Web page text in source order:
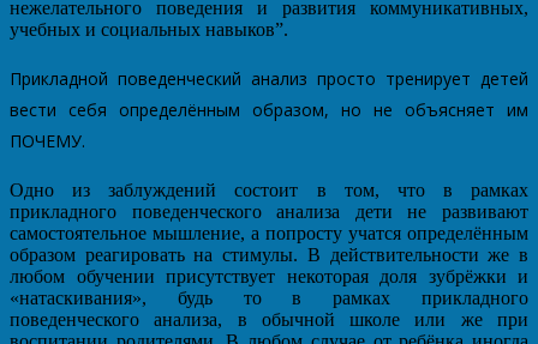
нежелательного поведения и развития коммуникативных,
учебных и социальных навыков”.
Прикладной поведенческий анализ просто тренирует детей
вести себя определённым образом, но не объясняет им
ПОЧЕМУ.
Одно из заблуждений состоит в том, что в рамках
прикладного поведенческого анализа дети не развивают
самостоятельное мышление, а попросту учатся определённым
образом реагировать на стимулы. В действительности же в
любом обучении присутствует некоторая доля зубрёжки и
«натаскивания», будь то в рамках прикладного
поведенческого анализа, в обычной школе или же при